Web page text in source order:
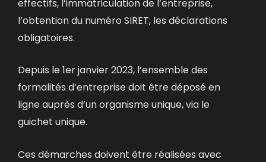
effectifs, l’immatriculation de l’entreprise,
l’obtention du numéro SIRET, les déclarations
obligatoires.
Depuis le 1er janvier 2023, l’ensemble des
formalités d’entreprise doit être déposé en
ligne auprès d’un organisme unique, via le
guichet unique.
Ces démarches doivent être réalisées avec